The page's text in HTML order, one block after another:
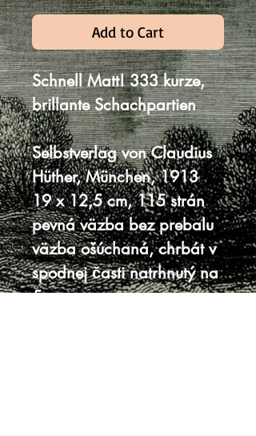
Add to Cart
Schnell Matt! 333 kurze,
brillante Schachpartien
Selbstverlag von Claudius
Hüther, München, 1913
19 x 12,5 cm, 115 strán
pevná väzba bez prebalu
väzba ošúchaná, chrbát v
spodnej časti natrhnutý na
5cm